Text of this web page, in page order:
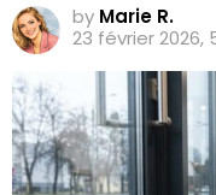
by Marie R.
23 février 2026,